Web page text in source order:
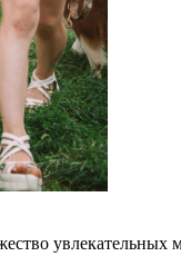
увлекательных